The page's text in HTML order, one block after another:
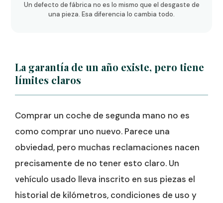
Un defecto de fábrica no es lo mismo que el desgaste de
una pieza. Esa diferencia lo cambia todo.
La garantía de un año existe, pero tiene
límites claros
Comprar un coche de segunda mano no es
como comprar uno nuevo. Parece una
obviedad, pero muchas reclamaciones nacen
precisamente de no tener esto claro. Un
vehículo usado lleva inscrito en sus piezas el
historial de kilómetros, condiciones de uso y